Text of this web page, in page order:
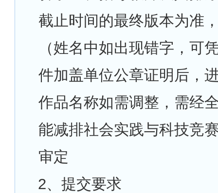
截止时间的最终版本为准
（姓名中如出现错字，可
件加盖单位公章证明后，
作品名称如需调整，需经
能减排社会实践与科技竞
审定
2、提交要求